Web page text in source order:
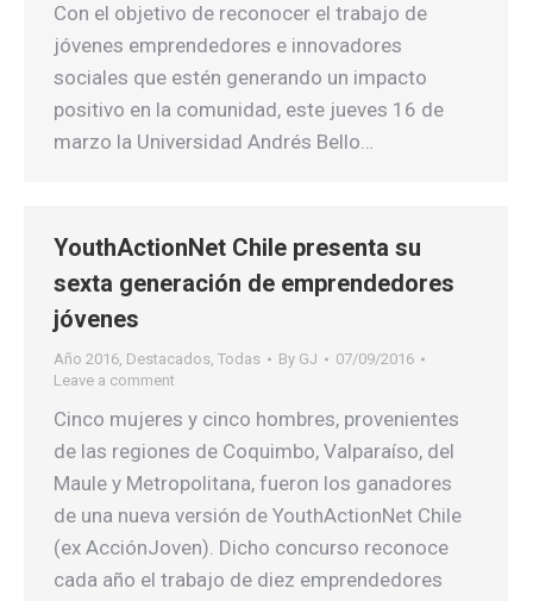
Con el objetivo de reconocer el trabajo de
jóvenes emprendedores e innovadores
sociales que estén generando un impacto
positivo en la comunidad, este jueves 16 de
marzo la Universidad Andrés Bello…
YouthActionNet Chile presenta su
sexta generación de emprendedores
jóvenes
Año 2016, Destacados, Todas By GJ
07/09/2016
Leave a comment
Cinco mujeres y cinco hombres, provenientes
de las regiones de Coquimbo, Valparaíso, del
Maule y Metropolitana, fueron los ganadores
de una nueva versión de YouthActionNet Chile
(ex AcciónJoven). Dicho concurso reconoce
cada año el trabajo de diez emprendedores